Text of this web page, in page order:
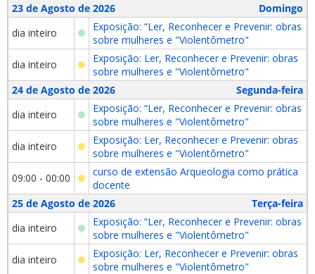
23 de Agosto de 2026
Domingo
dia inteiro
Exposição: “Ler, Reconhecer e Prevenir: obras
sobre mulheres e "Violentômetro"
dia inteiro
Exposição: Ler, Reconhecer e Prevenir: obras
sobre mulheres e "Violentômetro"
24 de Agosto de 2026
Segunda-feira
dia inteiro
Exposição: “Ler, Reconhecer e Prevenir: obras
sobre mulheres e "Violentômetro"
dia inteiro
Exposição: Ler, Reconhecer e Prevenir: obras
sobre mulheres e "Violentômetro"
09:00 - 00:00
curso de extensão Arqueologia como prática
docente
25 de Agosto de 2026
Terça-feira
dia inteiro
Exposição: “Ler, Reconhecer e Prevenir: obras
sobre mulheres e "Violentômetro"
dia inteiro
Exposição: Ler, Reconhecer e Prevenir: obras
sobre mulheres e "Violentômetro"